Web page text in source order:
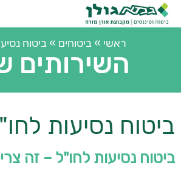
ראשי »ביטוחים »ביטוח
השירותים
ביטוח נסיעות
ביטוח נסיעות לחו"ל – זה